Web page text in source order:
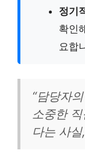
정기
확인
요합
“담당자
소중한
다는 사